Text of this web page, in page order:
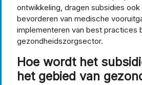
ontwikkeling, dragen subsidies ook
bevorderen van medische
implementeren van best practices
gezondheidszorgsector.
Hoe wordt het
het gebied van